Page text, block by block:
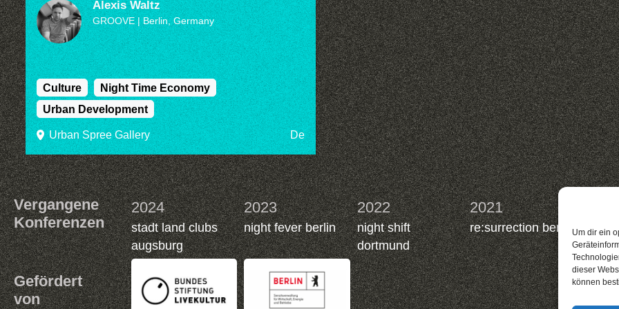
Um dir ein
dieser
können
Alexis Waltz
GROOVE| Berlin, Germany
Culture
Night Time Economy
Urban Development
Urban Spree Gallery De
Vergangene
Konferenzen
2024
stadt land clubs
augsburg
2023
night fever berlin
2022
night shift
dortmund
2021
re:surrection berlin
berlin
Gefördert
von